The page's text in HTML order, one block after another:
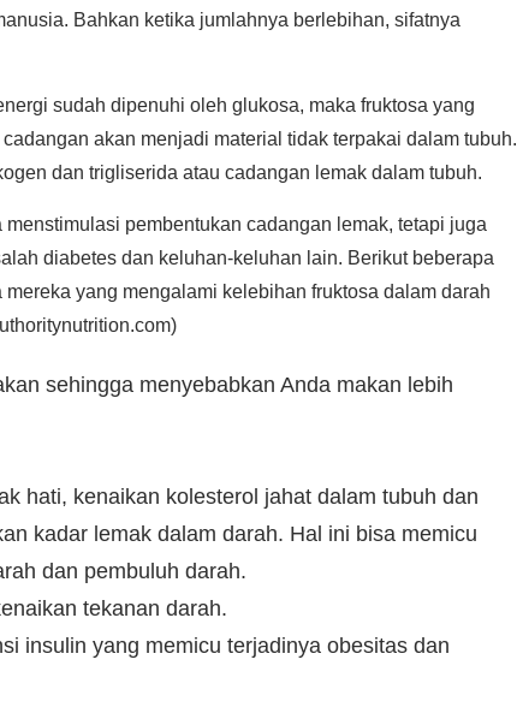
Bahkan ketika jumlahnya berlebihan, sifatnya
sudah dipenuhi oleh glukosa, maka fruktosa yang
akan menjadi material tidak terpakai dalam tubuh.
dan trigliserida atau cadangan lemak dalam tubuh.
pembentukan cadangan lemak, tetapi juga
diabetes dan keluhan-keluhan lain. Berikut beberapa
yang mengalami kelebihan fruktosa dalam darah
sehingga menyebabkan Anda makan lebih
hati, kenaikan kolesterol jahat dalam tubuh dan
kadar lemak dalam darah. Hal ini bisa memicu
dan pembuluh darah.
tekanan darah.
insulin yang memicu terjadinya obesitas dan